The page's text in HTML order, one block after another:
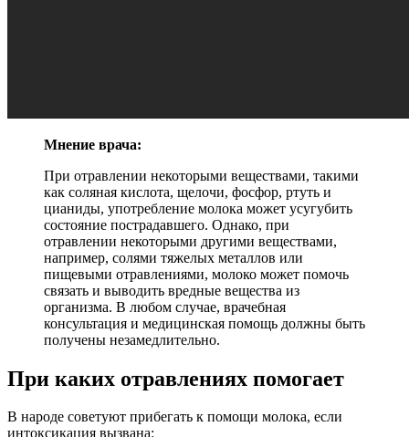
Мнение врача:
При отравлении некоторыми веществами, такими
как соляная кислота, щелочи, фосфор, ртуть и
цианиды, употребление молока может усугубить
состояние пострадавшего. Однако, при
отравлении некоторыми другими веществами,
например, солями тяжелых металлов или
пищевыми отравлениями, молоко может помочь
связать и выводить вредные вещества из
организма. В любом случае, врачебная
консультация и медицинская помощь должны быть
получены незамедлительно.
При каких отравлениях помогает
В народе советуют прибегать к помощи молока, если
интоксикация вызвана: